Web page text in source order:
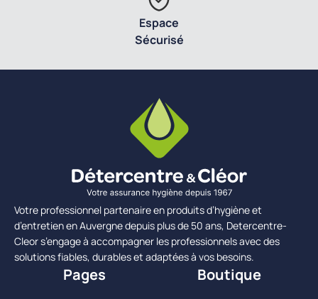
Espace
Sécurisé
Votre professionnel partenaire en produits d’hygiène et
d’entretien en Auvergne depuis plus de 50 ans, Detercentre-
Cleor s’engage à accompagner les professionnels avec des
solutions fiables, durables et adaptées à vos besoins.
Pages Boutique